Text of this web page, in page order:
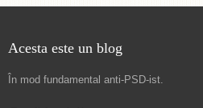
Acesta este un blog
În mod fundamental anti-PSD-ist.